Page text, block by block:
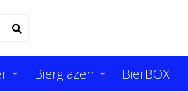
Bierglazen BierBOX